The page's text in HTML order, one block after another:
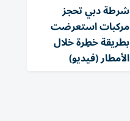
شرطة دبي تحجز
مركبات استعرضت
بطريقة خطِرة خلال
الأمطار (فيديو)